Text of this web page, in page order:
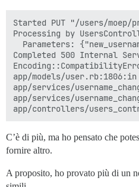
Started PUT "/users/moep/
Processing by
Parameters:
Completed 500 Internal
app/models/
app/services/
app/services/
C’è di più, ma ho pensato che
fornire altro.
A proposito, ho provato più di un